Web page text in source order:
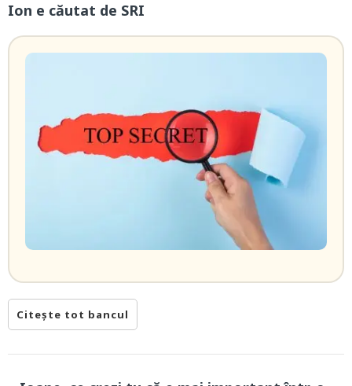
Ion e căutat de SRI
Citește tot bancul